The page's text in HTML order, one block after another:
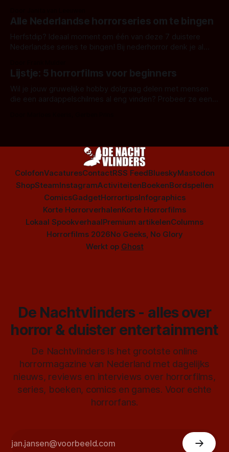
Alle Nederlandse horrorseries om te bingen
Herfstdip? Ideaal moment om één van deze 7 duistere
Nederlandse series te bingen! Bij nederhorror denk je al
Amsterdamned of The Johnsons. Maar Nederlandse horror
is niet beperkt tot films. Hier een aantal Nederlandse tv-
series uit het duistere of horrorgenre. Als
Lijstje: 5 horrorfilms voor beginners
Wil je jouw gruwelijke hobby dolgraag delen met mensen
die een aardappelschilmes al eng vinden? Probeer ze eens
ColofonVacaturesContactRSS FeedBlueskyMastodon
ShopSteamInstagramActiviteitenBoekenBordspellen
ComicsGadgetHorrortipsInfographics
Korte HorrorverhalenKorte Horrorfilms
Lokaal SpookverhaalPremium artikelenColumns
Horrorfilms 2026No Geeks, No Glory
Werkt op Ghost
De Nachtvlinders - alles over
horror & duister entertainment
De Nachtvlinders is het grootste online
horrormagazine van Nederland met dagelijks
nieuws, reviews en interviews over horrorfilms,
series, boeken, comics en games. Voor echte
horrorfans.